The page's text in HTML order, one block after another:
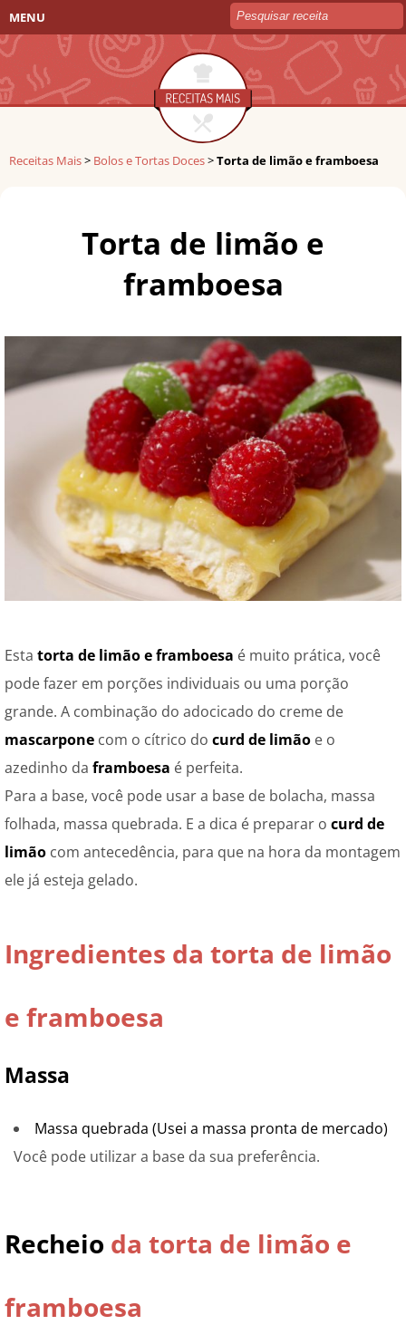
MENU
Receitas Mais> Bolos e Tortas Doces>Torta de limão e framboesa
Torta de limão e
framboesa
Esta torta de limão e framboesa é muito prática, você
pode fazer em porções individuais ou uma porção
grande. A combinação do adocicado do creme de
mascarpone com o cítrico do curd de limão e o
azedinho da framboesa é perfeita.
Para a base, você pode usar a base de bolacha, massa
folhada, massa quebrada. E a dica é preparar o curd de
limão com antecedência, para que na hora da montagem
ele já esteja gelado.
Ingredientes da torta de limão
e framboesa
Massa
Massa quebrada (Usei a massa pronta de mercado)
Você pode utilizar a base da sua preferência.
Recheio da torta de limão e
framboesa